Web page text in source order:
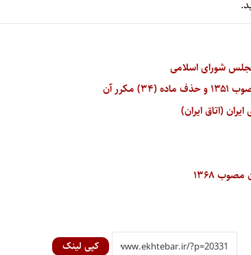
(اتاق ایران)
کپی لینک